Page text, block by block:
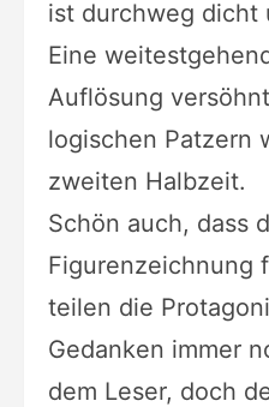
ist durchweg dicht
Eine
Auflösung
logischen Patzern
zweiten Halbzeit.
Schön auch, dass
Figurenzeichnung
teilen die
Gedanken immer
dem Leser, doch